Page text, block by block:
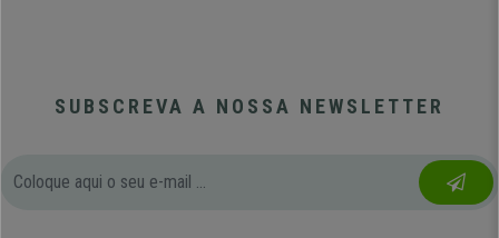
SUBSCREVA A NOSSA NEWSLETTER